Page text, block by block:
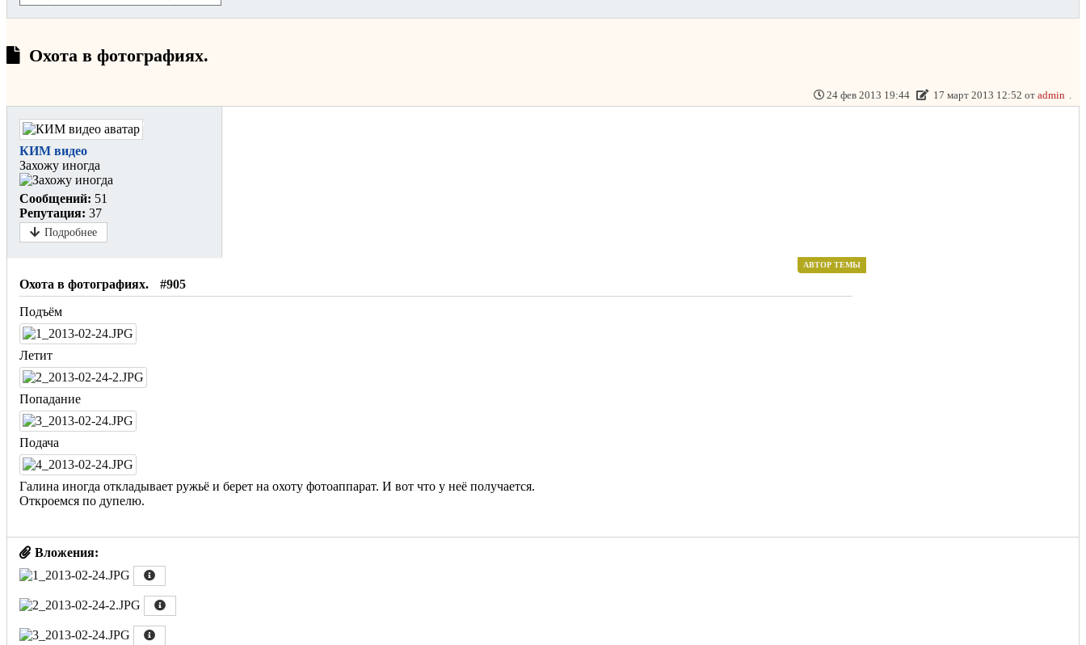
Охота в фотографиях.
24 фев 2013 19:44 17 март 2013 12:52 от admin .
Не в сети
КИМ видео
Захожу иногда
Сообщений: 51
Репутация: 37
Подробнее
АВТОР ТЕМЫ
Охота в фотографиях.
#905
Подъём
Летит
Попадание
Подача
Галина иногда откладывает ружьё и берет на охоту фотоаппарат. И вот что у неё получается.
Откроемся по дупелю.
Вложения: